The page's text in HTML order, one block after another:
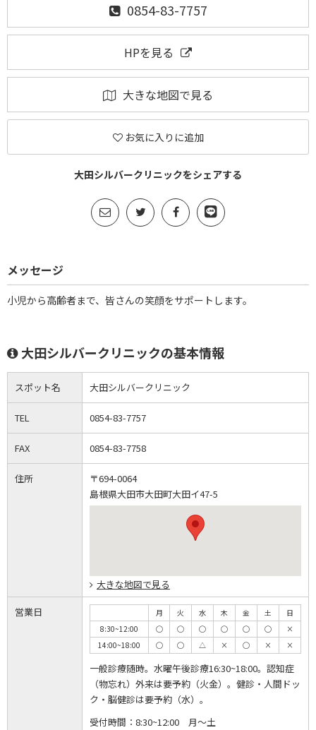
0854-83-7757
HPを見る
大きな地図で見る
お気に入りに追加
大田シルバークリニックをシェアする
メッセージ
小児から高齢者まで、皆さんの笑顔をサポートします。
大田シルバークリニックの基本情報
スポット名 大田シルバークリニック
TEL 0854-83-7757
FAX 0854-83-7758
住所
〒694-0064
島根県大田市大田町大田イ47-5
大きな地図で見る
営業日 月 火 水 木 金 土
日
8:30~12:00
◯ ◯ ◯ ◯ ◯ ◯
×
14:00~18:00
◯ ◯ △ × ◯ × ×
一般診療随時。水曜午後診療16:30~18:00。認知症
（物忘れ）外来は要予約（火金）。健診・人間ドッ
ク・脳健診は要予約（水）。
受付時間： 8:30~12:00 月～土